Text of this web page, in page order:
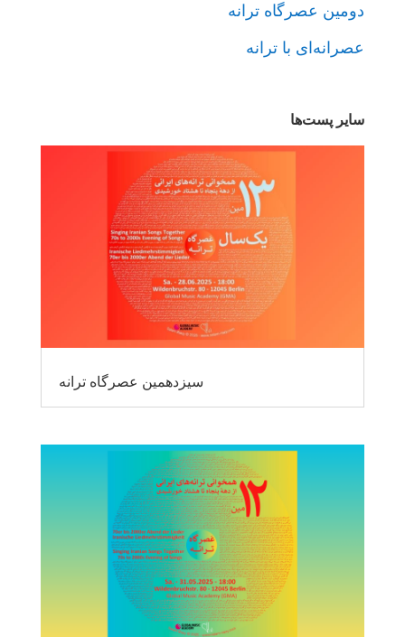
دومین عصرگاه ترانه
عصرانه‌ای با ترانه
سایر پست‌ها
سیزدهمین عصرگاه ترانه